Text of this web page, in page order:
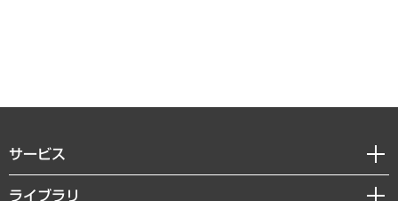
サービス
経営戦略
ライブラリ